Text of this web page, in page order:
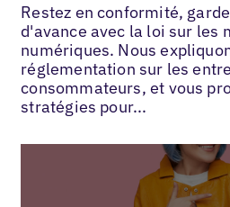
Restez en conformité,
d'avance avec la loi sur les
numériques. Nous
réglementation sur les
consommateurs, et vous
stratégies pour...